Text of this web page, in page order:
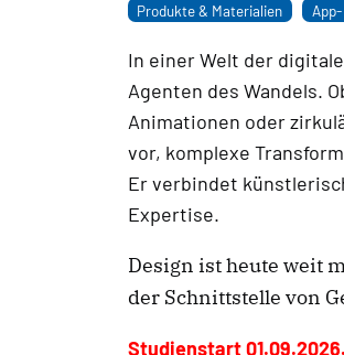
Produkte & Materialien
In einer Welt der
Agenten des Wandels.
Animationen oder
vor, komplexe
Er verbindet
Expertise.
Design ist heute weit
der Schnittstelle von
Studienstart